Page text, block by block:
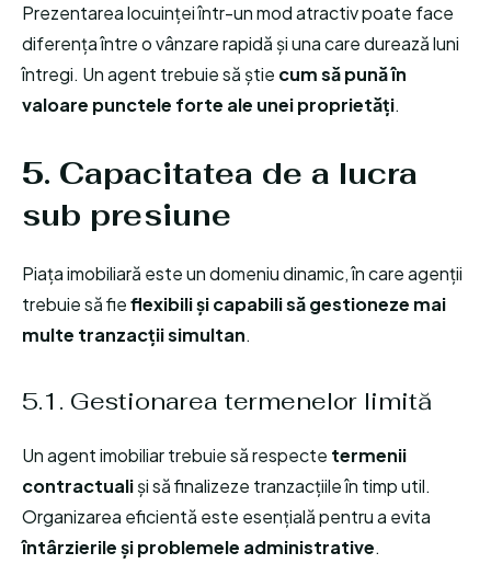
Prezentarea locuinței într-un mod atractiv poate face
diferența între o vânzare rapidă și una care durează luni
întregi. Un agent trebuie să știe cum să pună în
valoare punctele forte ale unei proprietăți.
5. Capacitatea de a lucra
sub presiune
Piața imobiliară este un domeniu dinamic, în care agenții
trebuie să fieflexibili și capabili să gestioneze mai
multe tranzacții simultan.
5.1. Gestionarea termenelor limită
Un agent imobiliar trebuie să respecte termenii
contractualiși să finalizeze tranzacțiile în timp util.
Organizarea eficientă este esențială pentru a evita
întârzierile și problemele administrative.